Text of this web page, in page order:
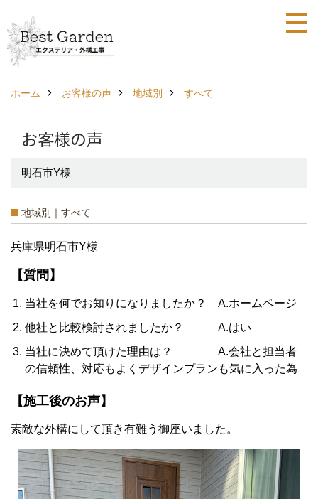
ホーム お客様の声 地域別 すべて
お客様の声
明石市Y様
地域別｜すべて
兵庫県明石市Y様
【質問】
当社を何でお知りになりましたか？ A.ホームページ
他社と比較検討されましたか？ A.はい
当社に決めて頂けた理由は？ A.会社と担当者
の信頼性、対応もよくデザインプランも気に入った為
【施工後のお声】
素敵な外構にして頂き有難う御座いました。